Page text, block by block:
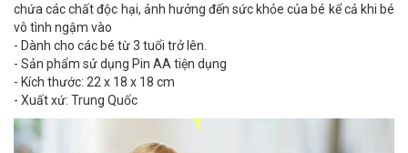
chứa các chất độc hại, ảnh hưởng đến sức khỏe của bé kể cả khi bé
vô tình ngậm vào
- Dành cho các bé từ 3 tuổi trở lên.
- Sản phẩm sử dụng Pin AA tiện dụng
- Kích thước: 22 x 18 x 18 cm
- Xuất xứ: Trung Quốc